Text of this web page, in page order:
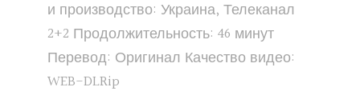
и производство: Украина, Телеканал
2+2 Продолжительность: 46 минут
Перевод: Оригинал Качество видео:
WEB-DLRip